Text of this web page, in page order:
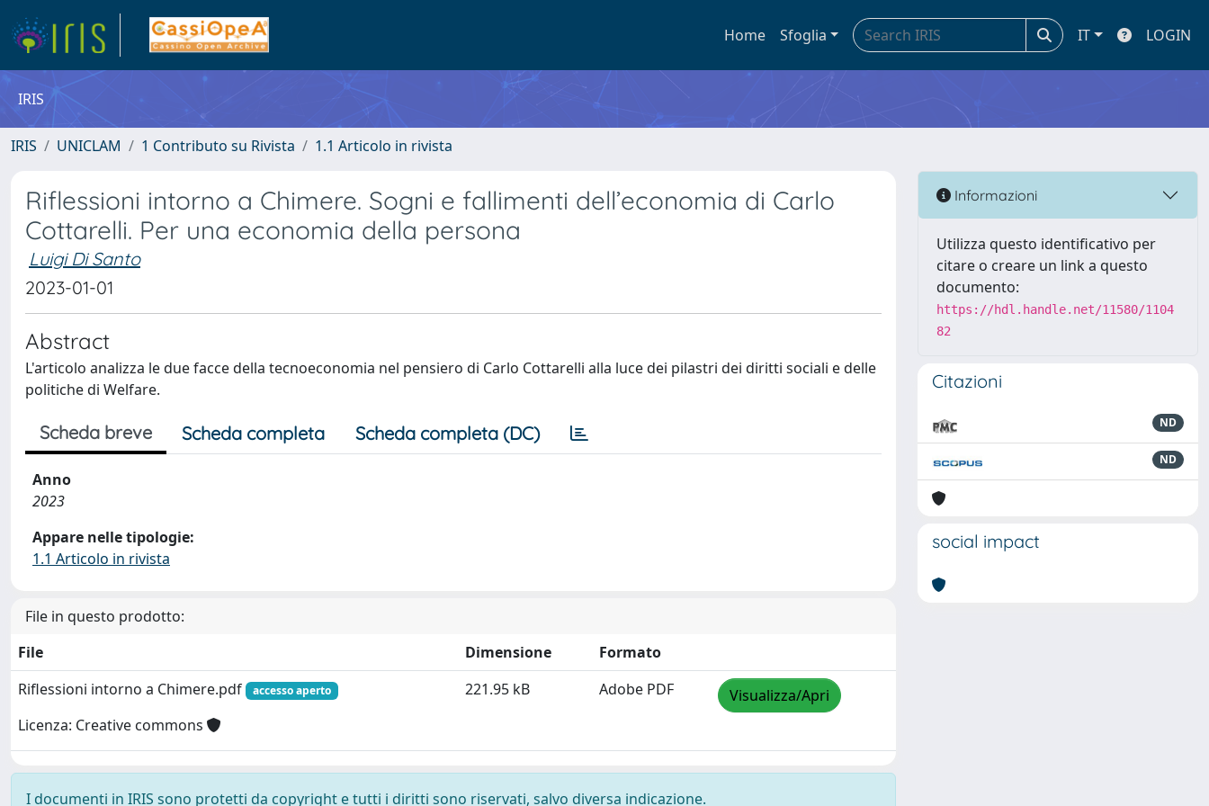
Home Sfoglia IT LOGIN
IRIS
IRIS UNICLAM 1 Contributo su Rivista 1.1 Articolo in rivista
Riflessioni intorno a Chimere. Sogni e fallimenti dell’economia di Carlo
Cottarelli. Per una economia della persona
Luigi Di Santo
2023-01-01
Abstract
L'articolo analizza le due facce della tecnoeconomia nel pensiero di Carlo Cottarelli alla luce dei pilastri dei diritti sociali e delle
politiche di Welfare.
Scheda breve Scheda completa Scheda completa (DC)
Anno
2023
Appare nelle tipologie:
1.1 Articolo in rivista
File in questo prodotto:
File
Dimensione
Formato
Riflessioni intorno a Chimere.pdf
accesso aperto
Licenza: Creative commons
221.95 kB Adobe PDF Visualizza/Apri
I documenti in IRIS sono protetti da copyright e tutti i diritti sono riservati, salvo diversa indicazione.
Informazioni
Utilizza questo identificativo per
citare o creare un link a questo
documento:
https://hdl.handle.net/11580/1104
82
Citazioni
ND
ND
social impact